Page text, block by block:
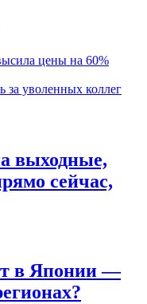
цены на 60%
за уволенных коллег
выходные,
сейчас,
в Японии —